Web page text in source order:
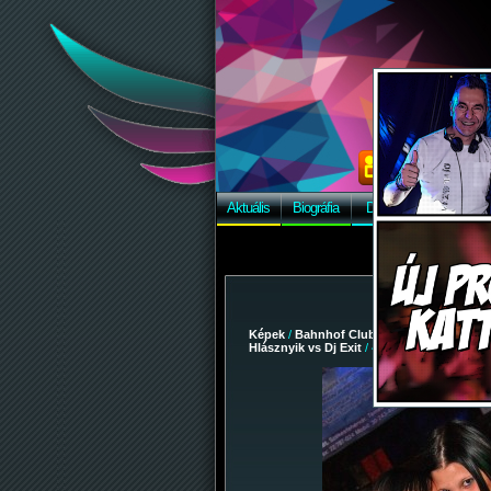
Aktuális Biográfia Discográfia Képek
Képek / Bahnhof Club /2009-02-28 -
Hlásznyik vs Dj Exit / 40